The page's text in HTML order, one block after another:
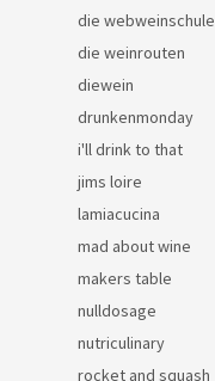
die webweinschule
die weinrouten
diewein
drunkenmonday
i'll drink to that
jims loire
lamiacucina
mad about wine
makers table
nulldosage
nutriculinary
rocket and squash